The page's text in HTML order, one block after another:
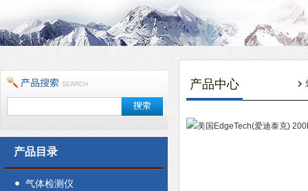
产品目录
气体检测仪
产品中心